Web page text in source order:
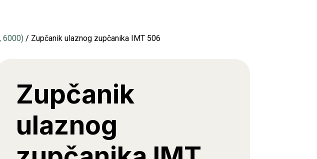
6000) / Zupčanik ulaznog zupčanika IMT 506
Zupčanik
ulaznog